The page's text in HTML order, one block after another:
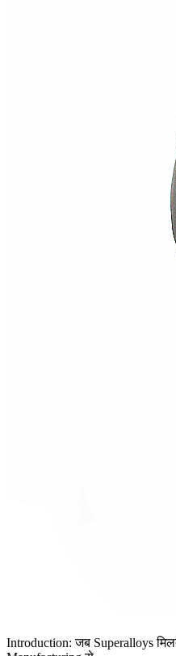
Introduction: जब Superalloys